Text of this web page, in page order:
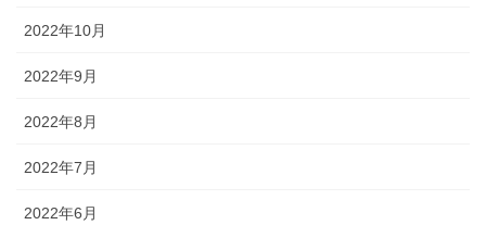
2022年10月
2022年9月
2022年8月
2022年7月
2022年6月